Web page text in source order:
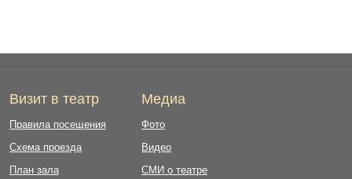
Визит в театр
Правила посещения
Схема проезда
План зала
Медиа
Фото
Видео
СМИ о театре